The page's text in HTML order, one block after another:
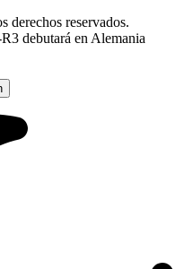
derechos reservados.
debutará en Alemania